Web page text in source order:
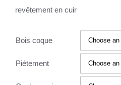
revêtement en cuir
Bois coque
Piétement